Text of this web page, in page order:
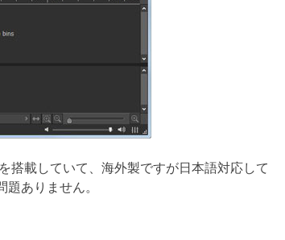
搭載していて、海外製ですが日本語対応して
ありません。